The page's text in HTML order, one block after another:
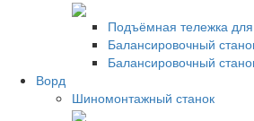
Подъёмная тележка
Балансировочный
Балансировочный
Ворд
Шиномонтажный станок